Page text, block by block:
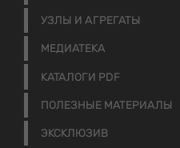
УЗЛЫ И АГРЕГАТЫ
МЕДИАТЕКА
КАТАЛОГИ PDF
ПОЛЕЗНЫЕ МАТЕРИАЛЫ
ЭКСКЛЮЗИВ